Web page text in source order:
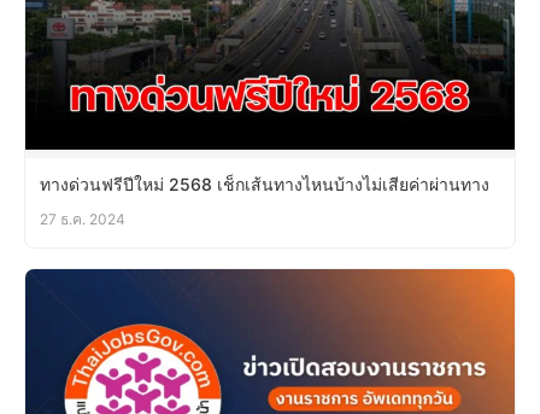
ทางด่วนฟรีปีใหม่ 2568 เช็กเส้นทางไหนบ้างไม่เสียค่าผ่านทาง
27 ธ.ค. 2024